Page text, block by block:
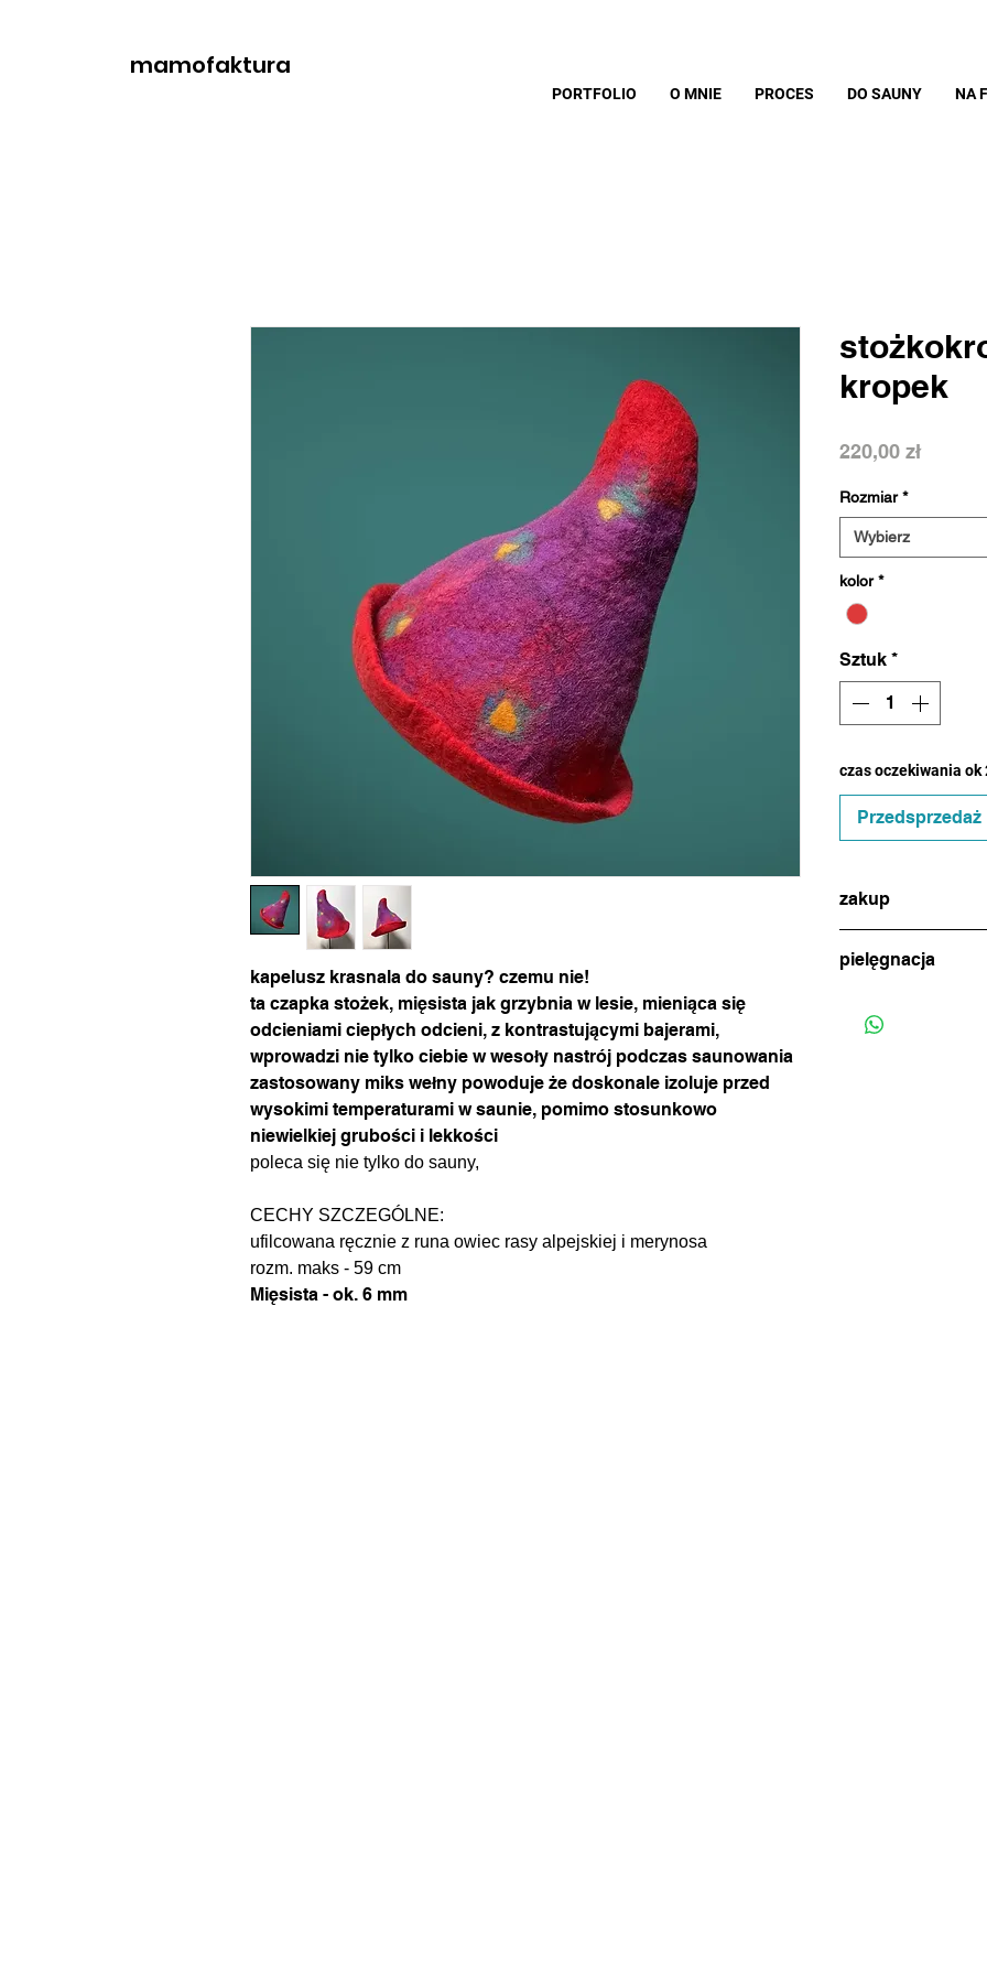
mamofaktura
PORTFOLIO O MNIE PROCES DO SAUNY NA
kapelusz krasnala do sauny? czemu nie!
ta czapka stożek, mięsista jak grzybnia w lesie, mieniąca się
odcieniami ciepłych odcieni, z kontrastującymi bajerami,
wprowadzi nie tylko ciebie w wesoły nastrój podczas saunowania
zastosowany miks wełny powoduje że doskonale izoluje przed
wysokimi temperaturami w saunie, pomimo stosunkowo
niewielkiej grubości i lekkości
poleca się nie tylko do sauny,
CECHY SZCZEGÓLNE:
ufilcowana ręcznie z runa owiec rasy alpejskiej i merynosa
rozm. maks - 59 cm
Mięsista - ok. 6 mm
kropek
220,00 złCena
Rozmiar *
Wybierz
kolor *
Sztuk *
czas oczekiwania ok
Przedsprzedaż
zakup
(ikonka na dole
tygodniu)
pielęgnacja
ręcznie, w letniej